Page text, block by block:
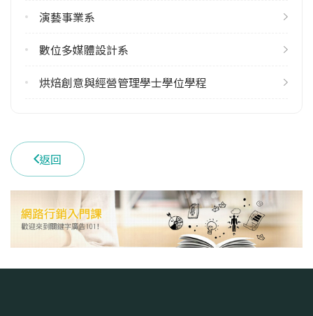
演藝事業系
數位多媒體設計系
烘焙創意與經營管理學士學位學程
返回